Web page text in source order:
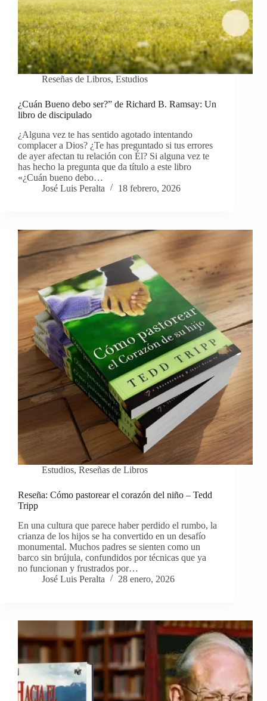
Reseñas de Libros, Estudios
¿Cuán Bueno debo ser?” de Richard B. Ramsay: Un
libro de discipulado
¿Alguna vez te has sentido agotado intentando
complacer a Dios? ¿Te has preguntado si tus errores
de ayer afectan tu relación con Él? Si alguna vez te
has hecho la pregunta que da título a este libro
«¿Cuán bueno debo…
José Luis Peralta
18 febrero, 2026
Estudios, Reseñas de Libros
Reseña: Cómo pastorear el corazón del niño – Tedd
Tripp
En una cultura que parece haber perdido el rumbo, la
crianza de los hijos se ha convertido en un desafío
monumental. Muchos padres se sienten como un
barco sin brújula, confundidos por técnicas que ya
no funcionan y frustrados por…
José Luis Peralta
28 enero, 2026